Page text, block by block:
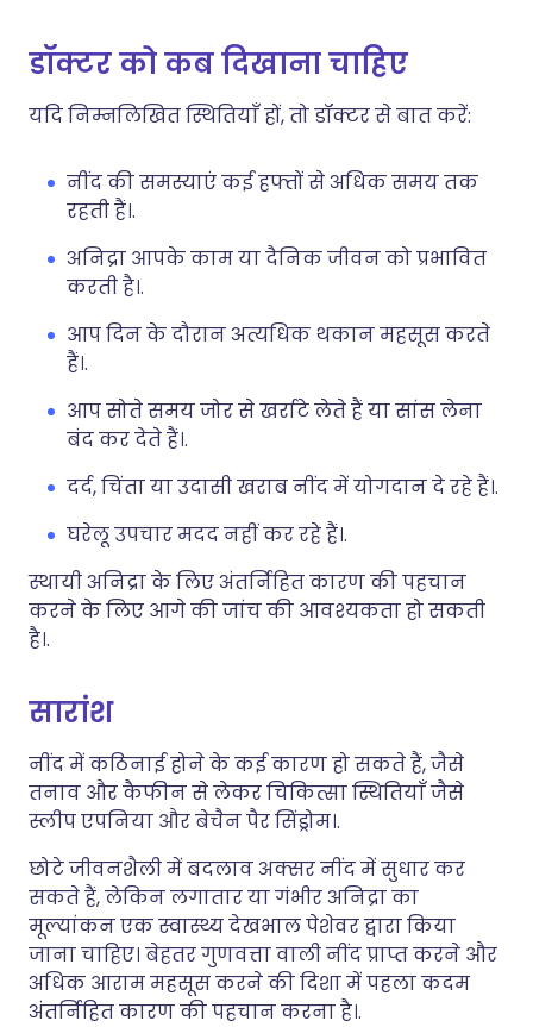
डॉक्टर को कब दिखाना चाहिए
यदि निम्नलिखित स्थितियाँ हों, तो डॉक्टर से बात करें:
नींद की समस्याएं कई हफ्तों से अधिक समय तक
रहती हैं।.
अनिद्रा आपके काम या दैनिक जीवन को प्रभावित
करती है।.
आप दिन के दौरान अत्यधिक थकान महसूस करते
हैं।.
आप सोते समय जोर से खर्राटे लेते हैं या सांस लेना
बंद कर देते हैं।.
दर्द, चिंता या उदासी खराब नींद में योगदान दे रहे हैं।.
घरेलू उपचार मदद नहीं कर रहे हैं।.
स्थायी अनिद्रा के लिए अंतर्निहित कारण की पहचान
करने के लिए आगे की जांच की आवश्यकता हो सकती
है।.
सारांश
नींद में कठिनाई होने के कई कारण हो सकते हैं, जैसे
तनाव और कैफीन से लेकर चिकित्सा स्थितियाँ जैसे
स्लीप एपनिया और बेचैन पैर सिंड्रोम।.
छोटे जीवनशैली में बदलाव अक्सर नींद में सुधार कर
सकते हैं, लेकिन लगातार या गंभीर अनिद्रा का
मूल्यांकन एक स्वास्थ्य देखभाल पेशेवर द्वारा किया
जाना चाहिए। बेहतर गुणवत्ता वाली नींद प्राप्त करने और
अधिक आराम महसूस करने की दिशा में पहला कदम
अंतर्निहित कारण की पहचान करना है।.